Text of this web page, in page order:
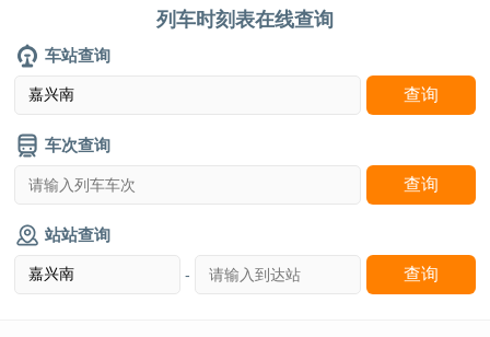
列车时刻表在线查询
车站查询
车次查询
站站查询
-